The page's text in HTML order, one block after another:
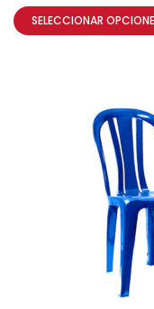
SELECCIONAR